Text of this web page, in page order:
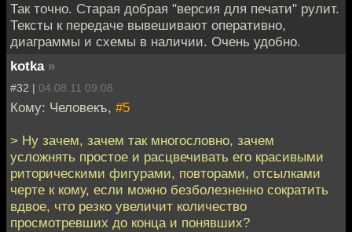
Так точно. Старая добрая "версия для печати" рулит.
Тексты к передаче вывешивают оперативно,
диаграммы и схемы в наличии. Очень удобно.
kotka »
#32 | 04.08.11 09:08
Кому: Человекъ, #5
> Ну зачем, зачем так многословно, зачем
усложнять простое и расцвечивать его красивыми
риторическими фигурами, повторами, отсылками
черте к кому, если можно безболезненно сократить
вдвое, что резко увеличит количество
просмотревших до конца и понявших?